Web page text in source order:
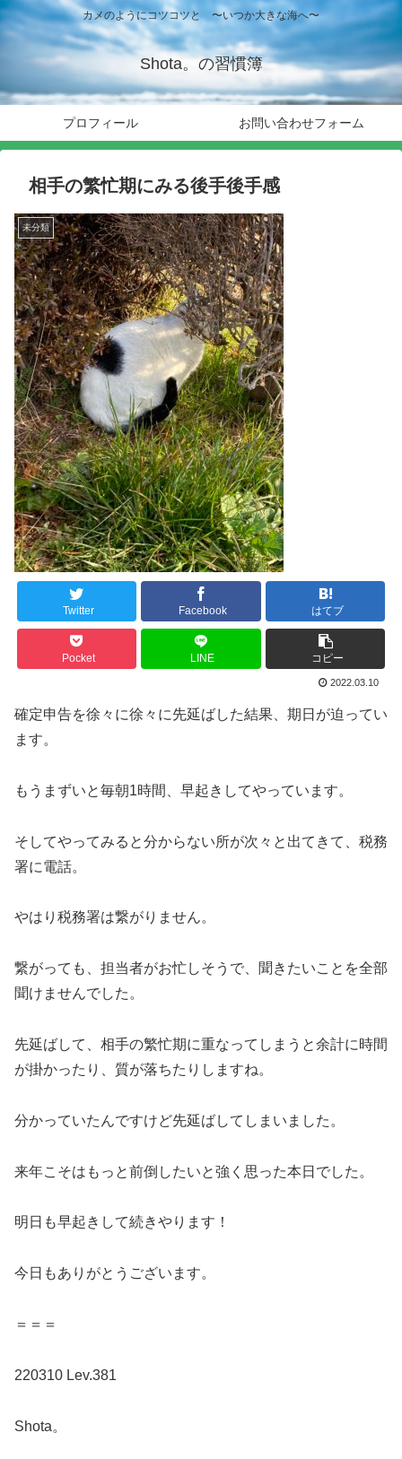
カメのようにコツコツと 〜いつか大きな海へ〜
Shota。の習慣簿
プロフィール お問い合わせフォーム
相手の繁忙期にみる後手後手感
未分類
Twitter Facebook はてブ
Pocket LINE コピー
2022.03.10
確定申告を徐々に徐々に先延ばした結果、期日が迫ってい
ます。
もうまずいと毎朝1時間、早起きしてやっています。
そしてやってみると分からない所が次々と出てきて、税務
署に電話。
やはり税務署は繋がりません。
繋がっても、担当者がお忙しそうで、聞きたいことを全部
聞けませんでした。
先延ばして、相手の繁忙期に重なってしまうと余計に時間
が掛かったり、質が落ちたりしますね。
分かっていたんですけど先延ばしてしまいました。
来年こそはもっと前倒したいと強く思った本日でした。
明日も早起きして続きやります！
今日もありがとうございます。
＝＝＝
220310 Lev.381
Shota。